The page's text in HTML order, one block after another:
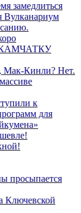
замедлиться
Вулканариум
Мак-Кинли? Нет.
к
для
просыпается
Ключевской